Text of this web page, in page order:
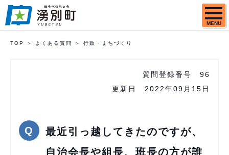
MENU
TOP よくある質問 行政・まちづくり
質問登録番号
96
更新日
2022年09月15日
最近引っ越してきたのですが、
自治会長や組長、班長の方が誰